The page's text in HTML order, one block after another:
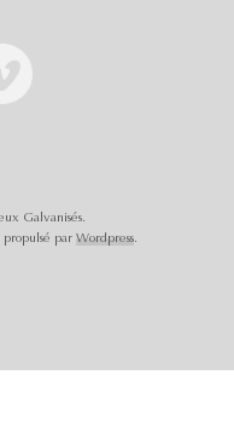
Galvanisés.
propulsé par Wordpress.